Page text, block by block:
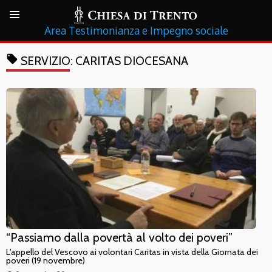
Testimonianza e Impegno sociale
local_offer SERVIZIO: CARITAS DIOCESANA
“Passiamo dalla povertà al volto dei poveri”
L'appello del Vescovo ai volontari Caritas in vista della Giornata dei
poveri (19 novembre)